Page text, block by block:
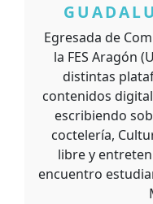
Egresada de
la FES Aragón
distintas
contenidos
escribiendo
coctelería,
libre y
encuentro